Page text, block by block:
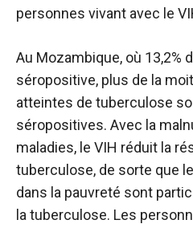
personnes vivant avec le
Au Mozambique, où 13,2%
séropositive, plus de la
atteintes de tuberculose
séropositives. Avec la
maladies, le VIH réduit la
tuberculose, de sorte que
dans la pauvreté sont
la tuberculose. Les